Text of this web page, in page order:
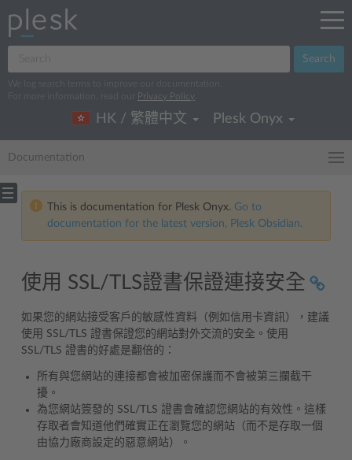
Search
We log search terms to improve our documentation.
For more information, read our
Privacy Policy
HK / 繁體中文 Plesk Onyx
Documentation
This is documentation for Plesk Onyx. Go to
documentation for the latest version, Plesk Obsidian.
使用 SSL/TLS證書保證連接安全
如果您的網站接受客戶的敏感性資料（例如信用卡資訊），建議
使用 SSL/TLS 證書保證您的網站對外交流的安全。使用
SSL/TLS 證書的好處是翻倍的：
所有與您網站的連接都會被加密保護而不會被第三攔截干
擾。
為您網站簽發的 SSL/TLS 證書會確認您網站的有效性。這樣
存取者會知道他們確實正在瀏覽您的網站（而不是存取一個
由協力廠商設定的惡意網站）。